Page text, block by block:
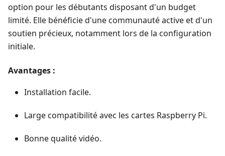
option pour les débutants disposant d'un budget
limité. Elle bénéficie d'une communauté active et d'un
soutien précieux, notamment lors de la configuration
initiale.
Avantages :
Installation facile.
Large compatibilité avec les cartes Raspberry Pi.
Bonne qualité vidéo.